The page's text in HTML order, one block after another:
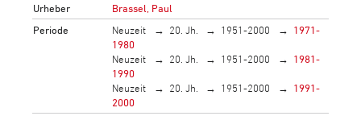
Urheber
Brassel, Paul
Periode
Neuzeit 20. Jh. 1951-2000
1971-
1980
Neuzeit
20. Jh. 1951-2000
1981-
1990
Neuzeit
20. Jh. 1951-2000
1991-
2000